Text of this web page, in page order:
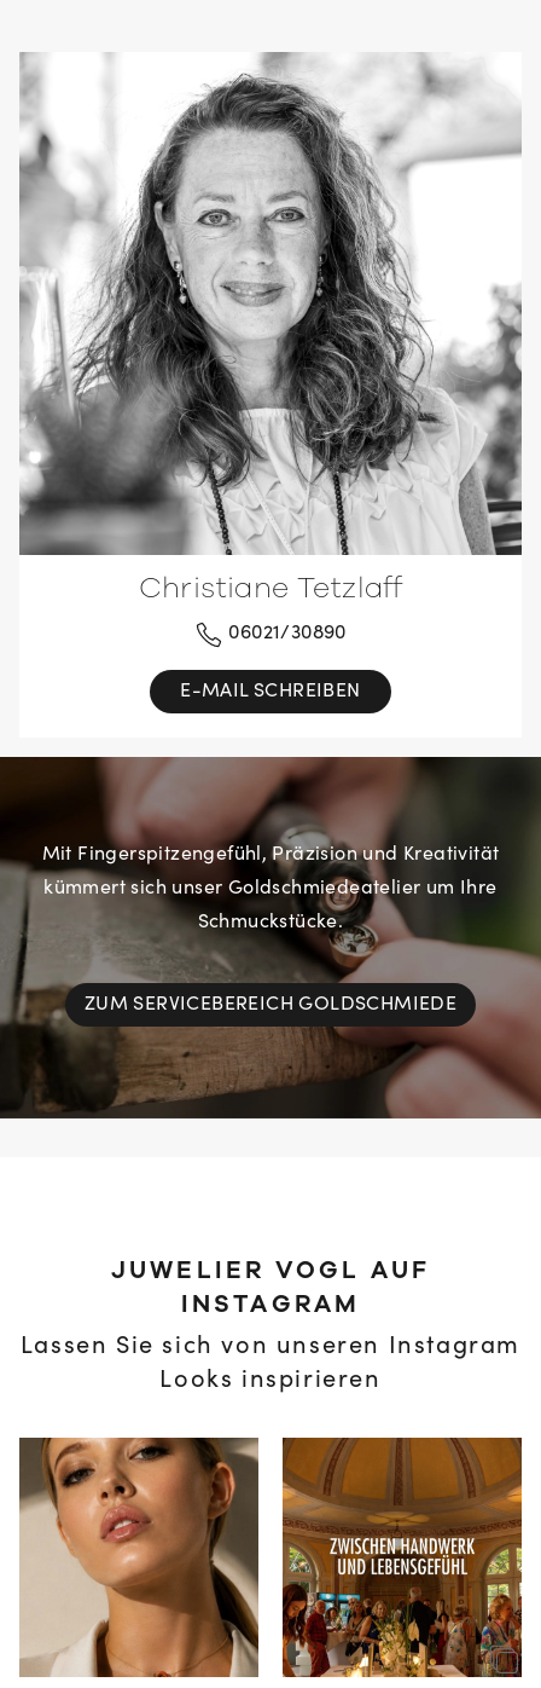
Christiane Tetzlaff
06021/30890
E-MAIL SCHREIBEN
Mit Fingerspitzengefühl, Präzision und Kreativität
kümmert sich unser Goldschmiedeatelier um Ihre
Schmuckstücke.
ZUM SERVICEBEREICH GOLDSCHMIEDE
JUWELIER VOGL AUF
INSTAGRAM
Lassen Sie sich von unseren Instagram
Looks inspirieren